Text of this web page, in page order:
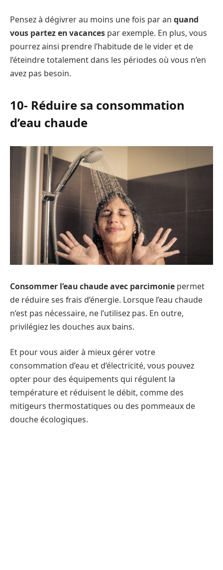
Pensez à dégivrer au moins une fois par an quand
vous partez en vacances par exemple. En plus, vous
pourrez ainsi prendre l’habitude de le vider et de
l’éteindre totalement dans les périodes où vous n’en
avez pas besoin.
10- Réduire sa consommation
d’eau chaude
Consommer l’eau chaude avec parcimonie permet
de réduire ses frais d’énergie. Lorsque l’eau chaude
n’est pas nécessaire, ne l’utilisez pas. En outre,
privilégiez les douches aux bains.
Et pour vous aider à mieux gérer votre
consommation d’eau et d’électricité, vous pouvez
opter pour des équipements qui régulent la
température et réduisent le débit, comme des
mitigeurs thermostatiques ou des pommeaux de
douche écologiques.